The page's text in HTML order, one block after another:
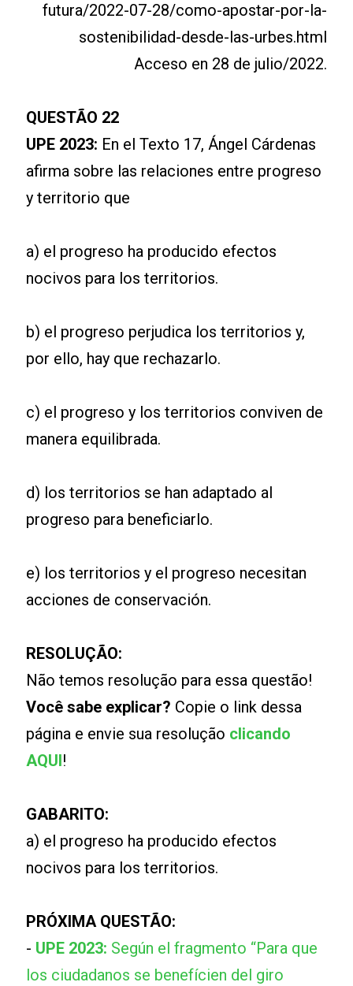
futura/2022-07-28/como-apostar-por-la-
sostenibilidad-desde-las-urbes.html
Acceso en 28 de julio/2022.
QUESTÃO 22
UPE 2023: En el Texto 17, Ángel Cárdenas
afirma sobre las relaciones entre progreso
y territorio que
a) el progreso ha producido efectos
nocivos para los territorios.
b) el progreso perjudica los territorios y,
por ello, hay que rechazarlo.
c) el progreso y los territorios conviven de
manera equilibrada.
d) los territorios se han adaptado al
progreso para beneficiarlo.
e) los territorios y el progreso necesitan
acciones de conservación.
RESOLUÇÃO:
Não temos resolução para essa questão!
Você sabe explicar? Copie o link dessa
página e envie sua resolução clicando
AQUI!
GABARITO:
a) el progreso ha producido efectos
nocivos para los territorios.
PRÓXIMA QUESTÃO:
- UPE 2023: Según el fragmento “Para que
los ciudadanos se benefícien del giro